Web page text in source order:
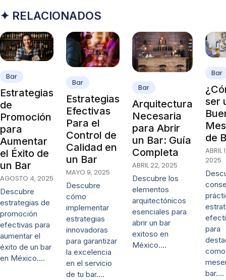
✦ RELACIONADOS
Bar
Estrategias
de
Promoción
para
Aumentar
el Éxito de
un Bar
AGOSTO 4, 2025
Descubre
estrategias de
promoción
efectivas para
aumentar el
éxito de un bar
en México.…
Bar
Estrategias
Efectivas
Para el
Control de
Calidad en
un Bar
MAYO 9, 2025
Descubre
cómo
implementar
estrategias
innovadoras
para garantizar
la excelencia
en el servicio
de tu bar.…
Bar
Arquitectura
Necesaria
para Abrir
un Bar: Guía
Completa
ABRIL 22, 2025
Descubre los
elementos
arquitectónicos
esenciales para
abrir un bar
exitoso en
México.…
Bar
ser
de
ABRIL
2025
para
como
bar.…